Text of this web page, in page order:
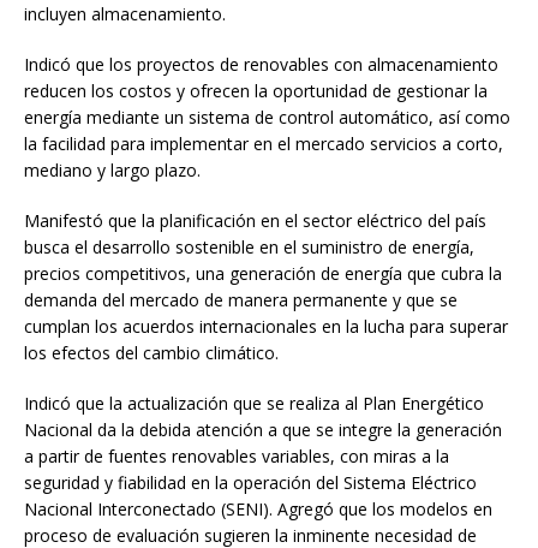
incluyen almacenamiento.
Indicó que los proyectos de renovables con almacenamiento
reducen los costos y ofrecen la oportunidad de gestionar la
energía mediante un sistema de control automático, así como
la facilidad para implementar en el mercado servicios a corto,
mediano y largo plazo.
Manifestó que la planificación en el sector eléctrico del país
busca el desarrollo sostenible en el suministro de energía,
precios competitivos, una generación de energía que cubra la
demanda del mercado de manera permanente y que se
cumplan los acuerdos internacionales en la lucha para superar
los efectos del cambio climático.
Indicó que la actualización que se realiza al Plan Energético
Nacional da la debida atención a que se integre la generación
a partir de fuentes renovables variables, con miras a la
seguridad y fiabilidad en la operación del Sistema Eléctrico
Nacional Interconectado (SENI). Agregó que los modelos en
proceso de evaluación sugieren la inminente necesidad de